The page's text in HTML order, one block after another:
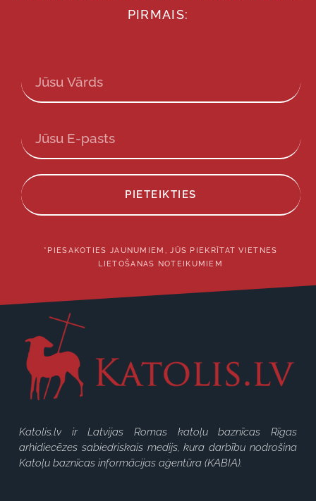
PIRMAIS:
PIETEIKTIES
*PIESAKOTIES JAUNUMIEM, JŪS PIEKRĪTAT VIETNES
LIETOŠANAS NOTEIKUMIEM
Katolis.lv ir Latvijas Romas katoļu baznīcas Rīgas
arhidiecēzes sabiedriskais medijs, kura darbību nodrošina
Katoļu baznīcas informācijas aģentūra (KABIA).